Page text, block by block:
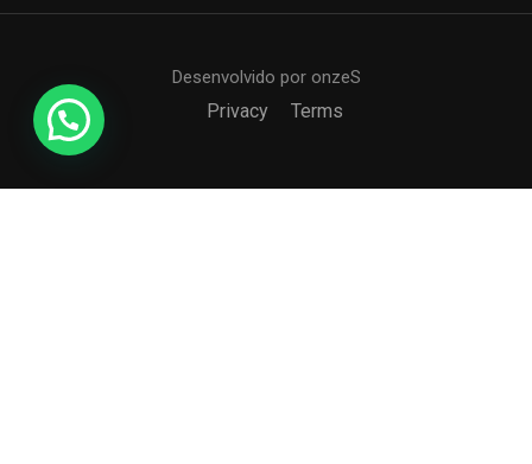
Desenvolvido por onzeS
Privacy Terms